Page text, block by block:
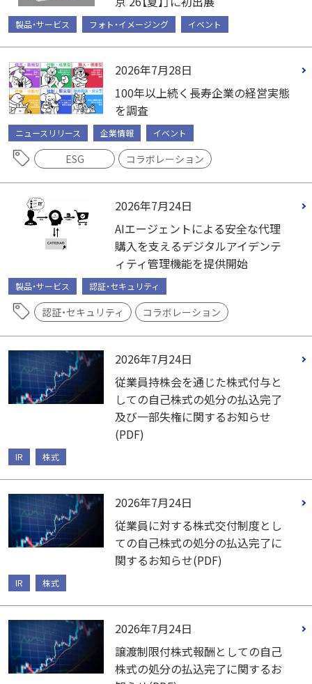
製品・サービス フォト・イメージング イベント
2026年7月28日
100年以上続く長寿企業の経営実態
を調査
ニュースリリース 企業情報 イベント
ESG コラボレーション
2026年7月24日
AIエージェントによる安全な代理
購入を支えるデジタルアイデンテ
ィティ管理機能を提供開始
製品・サービス 認証・セキュリティ
認証・セキュリティ コラボレーション
2026年7月24日
従業員持株会を通じた株式付与と
しての自己株式の処分の払込完了
及び一部失権に関するお知らせ
(PDF)
IR 株式
2026年7月24日
従業員に対する株式交付制度とし
ての自己株式の処分の払込完了に
関するお知らせ(PDF)
IR 株式
2026年7月24日
譲渡制限付株式報酬としての自己
株式の処分の払込完了に関するお